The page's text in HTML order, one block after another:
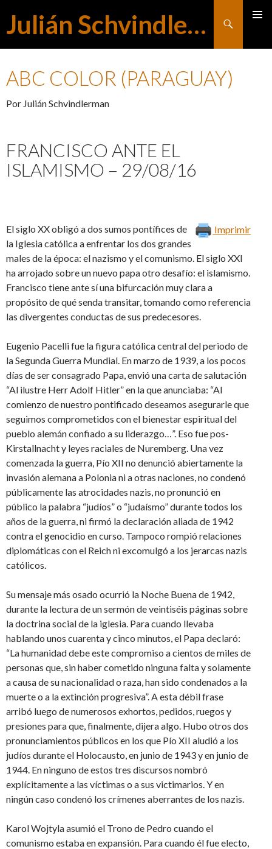
Julián Schvindlerman
Buscar
ABC COLOR (PARAGUAY)
Por Julián Schvindlerman
FRANCISCO ANTE EL
ISLAMISMO – 29/08/16
Imprimir
El siglo XX obligó a dos sumos pontífices de
la Iglesia católica a enfrentar los dos grandes
males de la época: el nazismo y el comunismo. El siglo XXI
ha arrojado sobre un nuevo papa otro desafío: el islamismo.
Francisco tiene ante sí una bifurcación muy clara a
propósito de qué senda transitar, tomando como referencia
las divergentes conductas de sus predecesores.
Eugenio Pacelli fue la figura católica central del periodo de
la Segunda Guerra Mundial. En marzo de 1939, a los pocos
días de ser consagrado Papa, envió una carta de salutación
“Al ilustre Herr Adolf Hitler” en la que anunciaba: “Al
comienzo de nuestro pontificado deseamos asegurarle que
seguimos comprometidos con el bienestar espiritual del
pueblo alemán confiado a su liderazgo…”. Eso fue pos-
Kirstallnacht y leyes raciales de Nuremberg. Una vez
comenzada la guerra, Pío XII no denunció abiertamente la
invasión alemana a Polonia ni a otras naciones, no condenó
públicamente las atrocidades nazis, no pronunció en
público la palabra “judíos” o “judaísmo” durante todos los
años de la guerra, ni firmó la declaración aliada de 1942
contra el genocidio en curso. Tampoco rompió relaciones
diplomáticas con el Reich ni excomulgó a los jerarcas nazis
católicos.
Su mensaje más osado ocurrió la Noche Buena de 1942,
durante la lectura de un sermón de veintiséis páginas sobre
la doctrina social de la iglesia. Para cuando llevaba
hablando unos cuarenta y cinco minutos, el Papa declaró:
“La humanidad debe este compromiso a cientos de miles de
personas que, sin haber cometido ninguna falta y solamente
a causa de su nacionalidad o raza, han sido condenados a la
muerte o a la extinción progresiva”. A esta débil frase
arribó luego de numerosos exhortos, pedidos, ruegos y
presiones para que, finalmente, dijera algo. Hubo otros dos
pronunciamientos públicos en los que Pío XII aludió a los
judíos durante el Holocausto, en junio de 1943 y en junio de
1944. En ninguno de estos tres discursos nombró
explícitamente a las víctimas o a sus victimarios. Y en
ningún caso condenó los crímenes aberrantes de los nazis.
Karol Wojtyla asumió el Trono de Pedro cuando el
comunismo estaba en expansión. Para cuando él fue electo,